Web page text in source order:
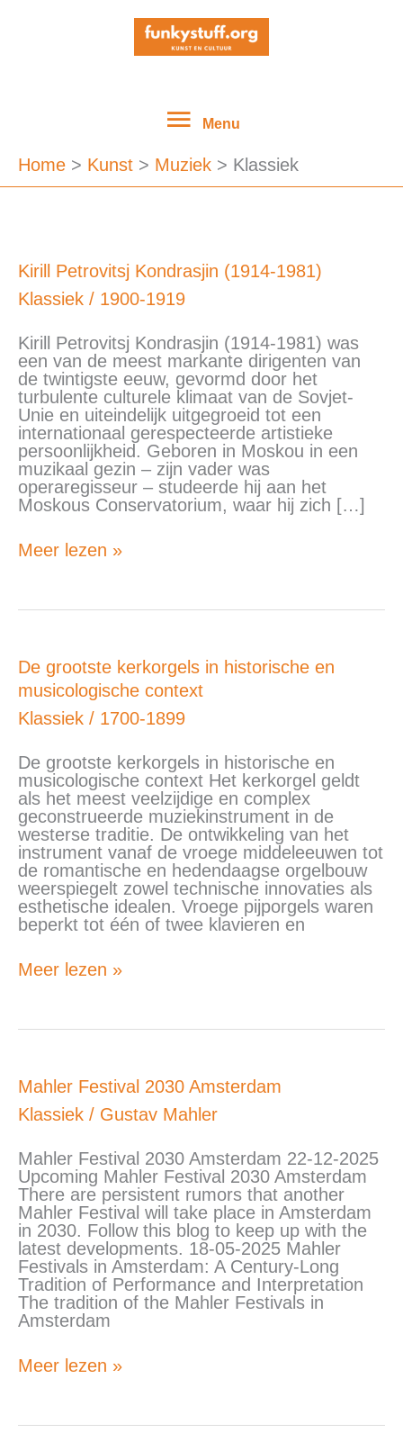
Menu
Menu
Home Kunst Muziek Klassiek
Kirill Petrovitsj Kondrasjin (1914-1981)
Klassiek / 1900-1919
Kirill Petrovitsj Kondrasjin (1914-1981) was
een van de meest markante dirigenten van
de twintigste eeuw, gevormd door het
turbulente culturele klimaat van de Sovjet-
Unie en uiteindelijk uitgegroeid tot een
internationaal gerespecteerde artistieke
persoonlijkheid. Geboren in Moskou in een
muzikaal gezin – zijn vader was
operaregisseur – studeerde hij aan het
Moskous Conservatorium, waar hij zich […]
Kirill
Kondrasjin
1981)
Meer lezen »
De grootste kerkorgels in historische en
musicologische context
Klassiek / 1700-1899
De grootste kerkorgels in historische en
musicologische context Het kerkorgel geldt
als het meest veelzijdige en complex
geconstrueerde muziekinstrument in de
westerse traditie. De ontwikkeling van het
instrument vanaf de vroege middeleeuwen tot
de romantische en hedendaagse orgelbouw
weerspiegelt zowel technische innovaties als
esthetische idealen. Vroege pijporgels waren
beperkt tot één of twee klavieren en
De
grootste
kerkorgels
in
en
musicologische
context
Meer lezen »
Mahler Festival 2030 Amsterdam
Klassiek / Gustav Mahler
Mahler Festival 2030 Amsterdam 22-12-2025
Upcoming Mahler Festival 2030 Amsterdam
There are persistent rumors that another
Mahler Festival will take place in Amsterdam
in 2030. Follow this blog to keep up with the
latest developments. 18-05-2025 Mahler
Festivals in Amsterdam: A Century-Long
Tradition of Performance and Interpretation
The tradition of the Mahler Festivals in
Amsterdam
Mahler
2030
Meer lezen »